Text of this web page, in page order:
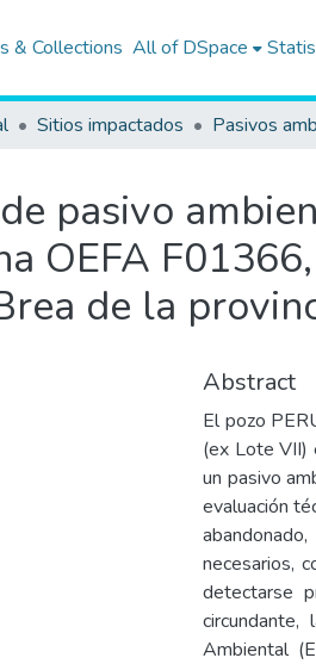
& Collections All of DSpace
Sitios impactados Pasivos
pasivo
OEFA
de la
Abstract
El pozo
(ex Lote VII)
un pasivo
evaluación
necesarios,
detectarse
Ambiental